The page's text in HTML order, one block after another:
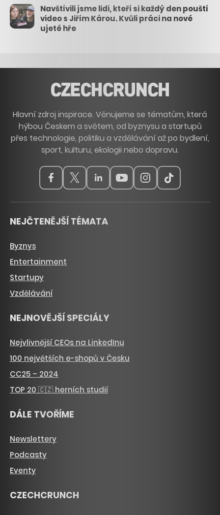
Navštívili jsme lidi, kteří si každý den pouští
video s Jiřím Károu. Kvůli práci na nové
ujeté hře
Hlavní zdroj inspirace. Věnujeme se tématům, která
hýbou Českem a světem, od byznysu a startupů
přes technologie, politiku a vzdělávání až po bydlení,
sport, kulturu, ekologii nebo dopravu.
NEJČTENĚJŠÍ TÉMATA
Byznys
Entertainment
Startupy
Vzdělávání
NEJNOVĚJŠÍ SPECIÁLY
Nejvlivnější CEOs na LinkedInu
100 největších e-shopů v Česku
CC25 – 2024
TOP 20 🇨🇿 herních studií
DÁLE TVOŘÍME
Newslettery
Podcasty
Eventy
CZECHCRUNCH